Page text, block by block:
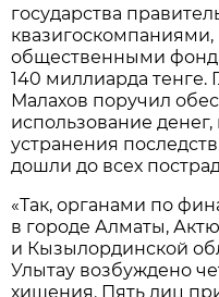
государства
общественными
140 миллиарда
Малахов поручил
использование
устранения
дошли до всех
«Так, органами по
в городе Алматы,
и Кызылординской
Улытау возбуждено
хищения. Пять лиц